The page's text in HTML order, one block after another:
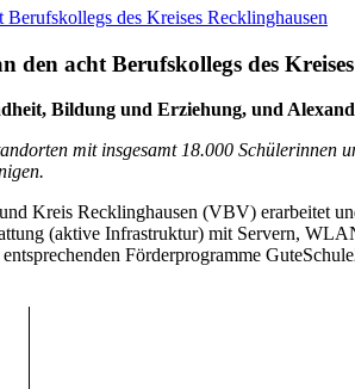
des Kreises Recklinghausen
acht Berufskollegs des
Bildung und Erziehung, und
mit insgesamt 18.000
Kreis Recklinghausen (VBV) erarbeitet
(aktive Infrastruktur) mit Servern,
Förderprogramme